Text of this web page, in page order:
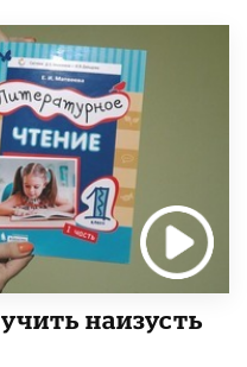
наизусть